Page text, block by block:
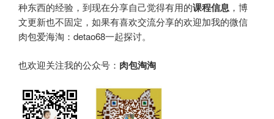
种东西的经验，到现在分享自己觉得有用的课程信息 ，博
文更新也不固定，如果有喜欢交流分享的欢迎加我的微信
肉包爱海淘：detao68一起探讨。
也欢迎关注我的公众号： 肉包淘淘